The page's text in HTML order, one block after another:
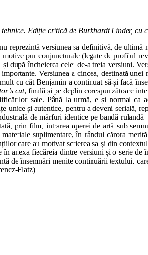
Ediție critică de Burkhardt Linder, cu
reprezintă versiunea sa definitivă, de
pur conjuncturale (legate de profilul
după încheierea celei de-a treia versiuni.
Versiunea a cincea, destinată
cu cât Benjamin a continuat să-și facă
cut, finală și pe deplin corespunzătoare
sale. Până la urmă, e și normal ca
unice și autentice, pentru a deveni serială,
de mărfuri identice pe bandă
prin film, intrarea operei de artă sub
suplimentare, în rândul cărora
care au motivat scrierea sa și din
anexa fiecăreia dintre versiuni și o serie
de însemnări menite continuării textului,
Flatz)